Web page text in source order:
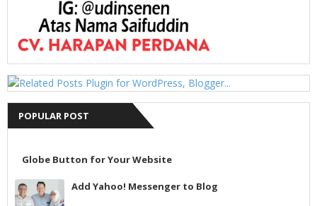
POPULAR POST
Globe Button for Your Website
Add Yahoo! Messenger to Blog